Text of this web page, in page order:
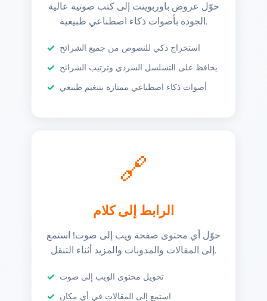
حوّل عروض باوربوينت إلى كتب صوتية عالية
الجودة بأصوات ذكاء اصطناعي طبيعية.
استخراج ذكي للنصوص من جميع الشرائح
يحافظ على التسلسل السردي وترتيب الشرائح
أصوات ذكاء اصطناعي ممتازة بتنغيم طبيعي
🔗
الرابط إلى كلام
حوّل أي محتوى صفحة ويب إلى صوت! استمع
إلى المقالات والمدونات والمزيد أثناء التنقل.
تحويل محتوى الويب إلى صوت
استمع إلى المقالات في أي مكان